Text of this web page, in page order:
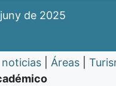
de 2025
noticias Áreas